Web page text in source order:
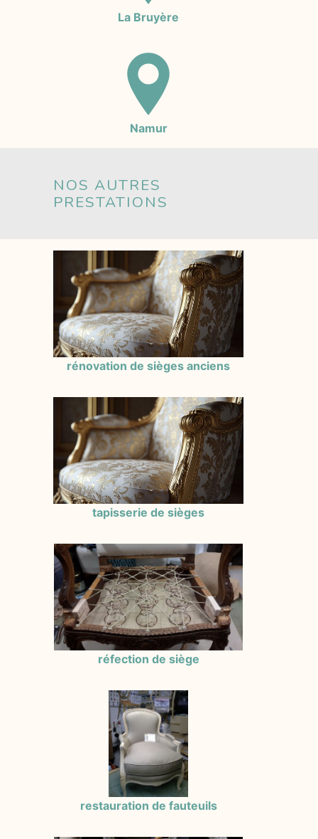
La Bruyère
Namur
NOS AUTRES
PRESTATIONS
rénovation de sièges anciens
tapisserie de sièges
réfection de siège
restauration de fauteuils